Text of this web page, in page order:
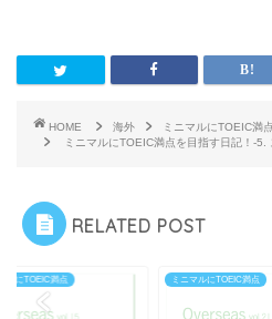
HOME 海外
ミニマルにTOEIC満点
ミニマルにTOEIC満点を目指す日記！-
RELATED POST
ルにTOEIC満点 ミニマルにTOEIC満点